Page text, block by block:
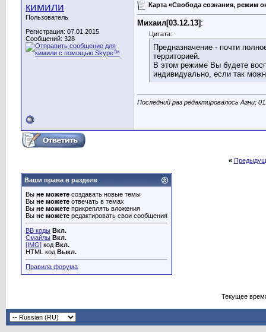
кимили
Пользователь
Регистрация: 07.01.2015
Сообщений: 328
Карта «Свобода сознания, режим
Михаил[03.12.13] :
Цитата:
Предназначение - почти
территорией.
В этом режиме Вы будете
индивидуально, если так
Последний раз редактировалось Агни;
«
Ваши права в разделе
Вы не можете создавать новые темы
Вы не можете отвечать в темах
Вы не можете прикреплять вложения
Вы не можете редактировать свои сообщения
BB коды Вкл.
Смайлы Вкл.
[IMG] код Вкл.
HTML код Выкл.
Правила форума
Текущее